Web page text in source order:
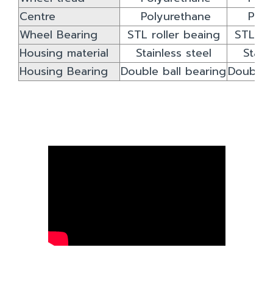
Centre
Polyurethane
Wheel Bearing
STL roller beaing
STL
Housing material
Stainless steel
Housing Bearing
Double ball bearingDouble